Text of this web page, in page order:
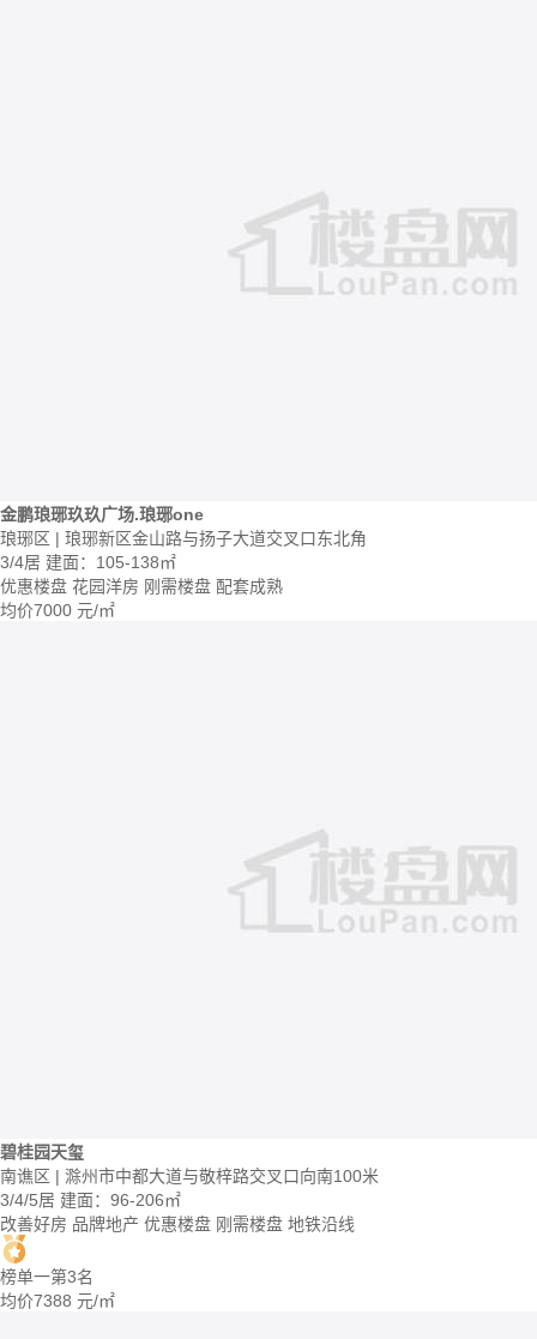
金鹏琅琊玖玖广场.琅琊one
琅琊区 | 琅琊新区金山路与扬子大道交叉口东北角
3/4居 建面：105-138㎡
优惠楼盘 花园洋房 刚需楼盘 配套成熟
均价7000 元/㎡
碧桂园天玺
南谯区 | 滁州市中都大道与敬梓路交叉口向南100米
3/4/5居 建面：96-206㎡
改善好房 品牌地产 优惠楼盘 刚需楼盘 地铁沿线
榜单一第3名
均价7388 元/㎡